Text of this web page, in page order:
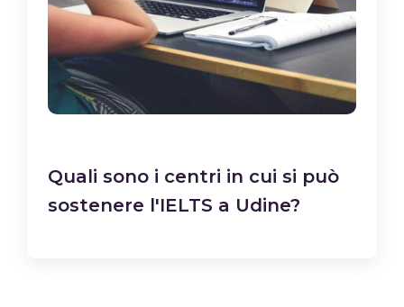
Quali sono i centri in cui si può
sostenere l'IELTS a Udine?